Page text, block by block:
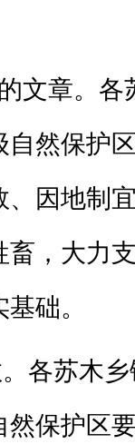
文章。各
自然保护
、因地制
，大力
础。
。各苏木
保护区